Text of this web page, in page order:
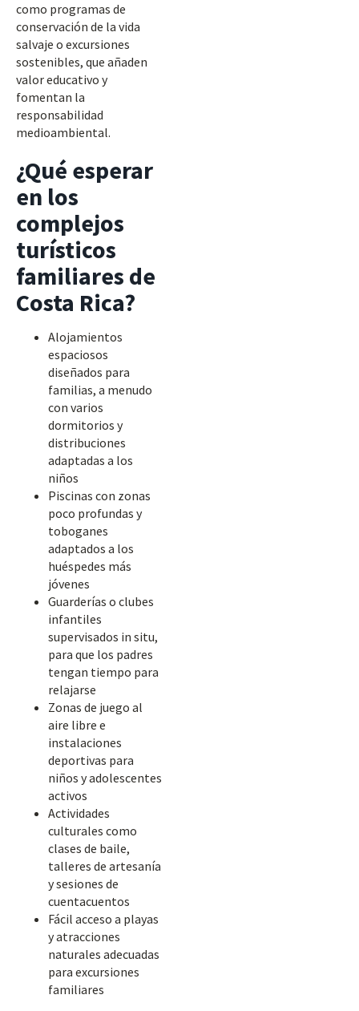
como programas de
conservación de la vida
salvaje o excursiones
sostenibles, que añaden
valor educativo y
fomentan la
responsabilidad
medioambiental.
¿Qué esperar
en los
complejos
turísticos
familiares de
Costa Rica?
Alojamientos
espaciosos
diseñados para
familias, a menudo
con varios
dormitorios y
distribuciones
adaptadas a los
niños
Piscinas con zonas
poco profundas y
toboganes
adaptados a los
huéspedes más
jóvenes
Guarderías o clubes
infantiles
supervisados in situ,
para que los padres
tengan tiempo para
relajarse
Zonas de juego al
aire libre e
instalaciones
deportivas para
niños y adolescentes
activos
Actividades
culturales como
clases de baile,
talleres de artesanía
y sesiones de
cuentacuentos
Fácil acceso a playas
y atracciones
naturales adecuadas
para excursiones
familiares